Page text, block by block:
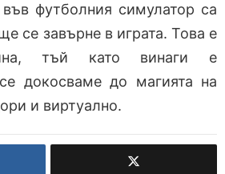
футболния симулатор са
се завърне в играта. Това е
тъй като винаги е
докосваме до магията на
и виртуално.